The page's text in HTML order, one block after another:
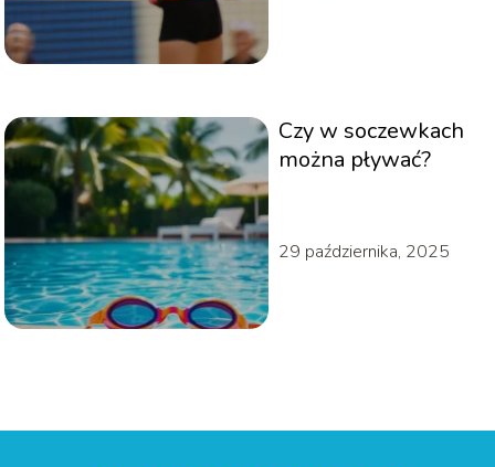
Czy w soczewkach
można pływać?
29 października, 2025